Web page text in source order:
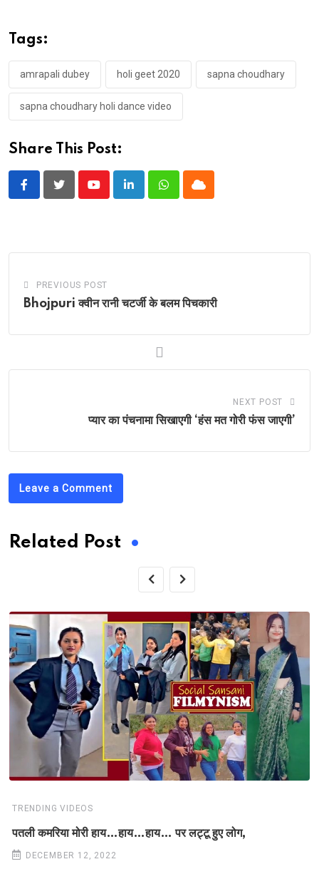
Tags:
amrapali dubey holi geet 2020 sapna choudhary
sapna choudhary holi dance video
Share This Post:
YoutubeLinkedInWhatsappCloud
PREVIOUS POST
Bhojpuri क्वीन रानी चटर्जी के बलम पिचकारी
NEXT POST
प्यार का पंचनामा सिखाएगी ‘हंस मत गोरी फंस जाएगी’
Leave a Comment
Related Post
TRENDING VIDEOS
पतली कमरिया मोरी हाय…हाय…हाय… पर लट्टू हुए लोग,
DECEMBER 12, 2022